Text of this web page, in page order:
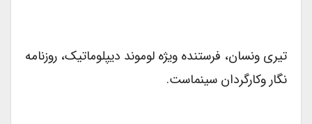
تیری ونسان، فرستنده ویژه لوموند دیپلوماتیک، روزنامه
نگار وکارگردان سینماست.